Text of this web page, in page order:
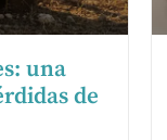
una
de